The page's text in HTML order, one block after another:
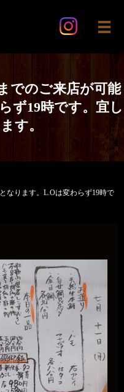
メ
でのご来店が可能
ず19時です。宜し
す。
なります。L.Oは変わらず19時で